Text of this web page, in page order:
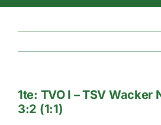
1te: TVO I – TSV Wacker
3:2 (1:1)